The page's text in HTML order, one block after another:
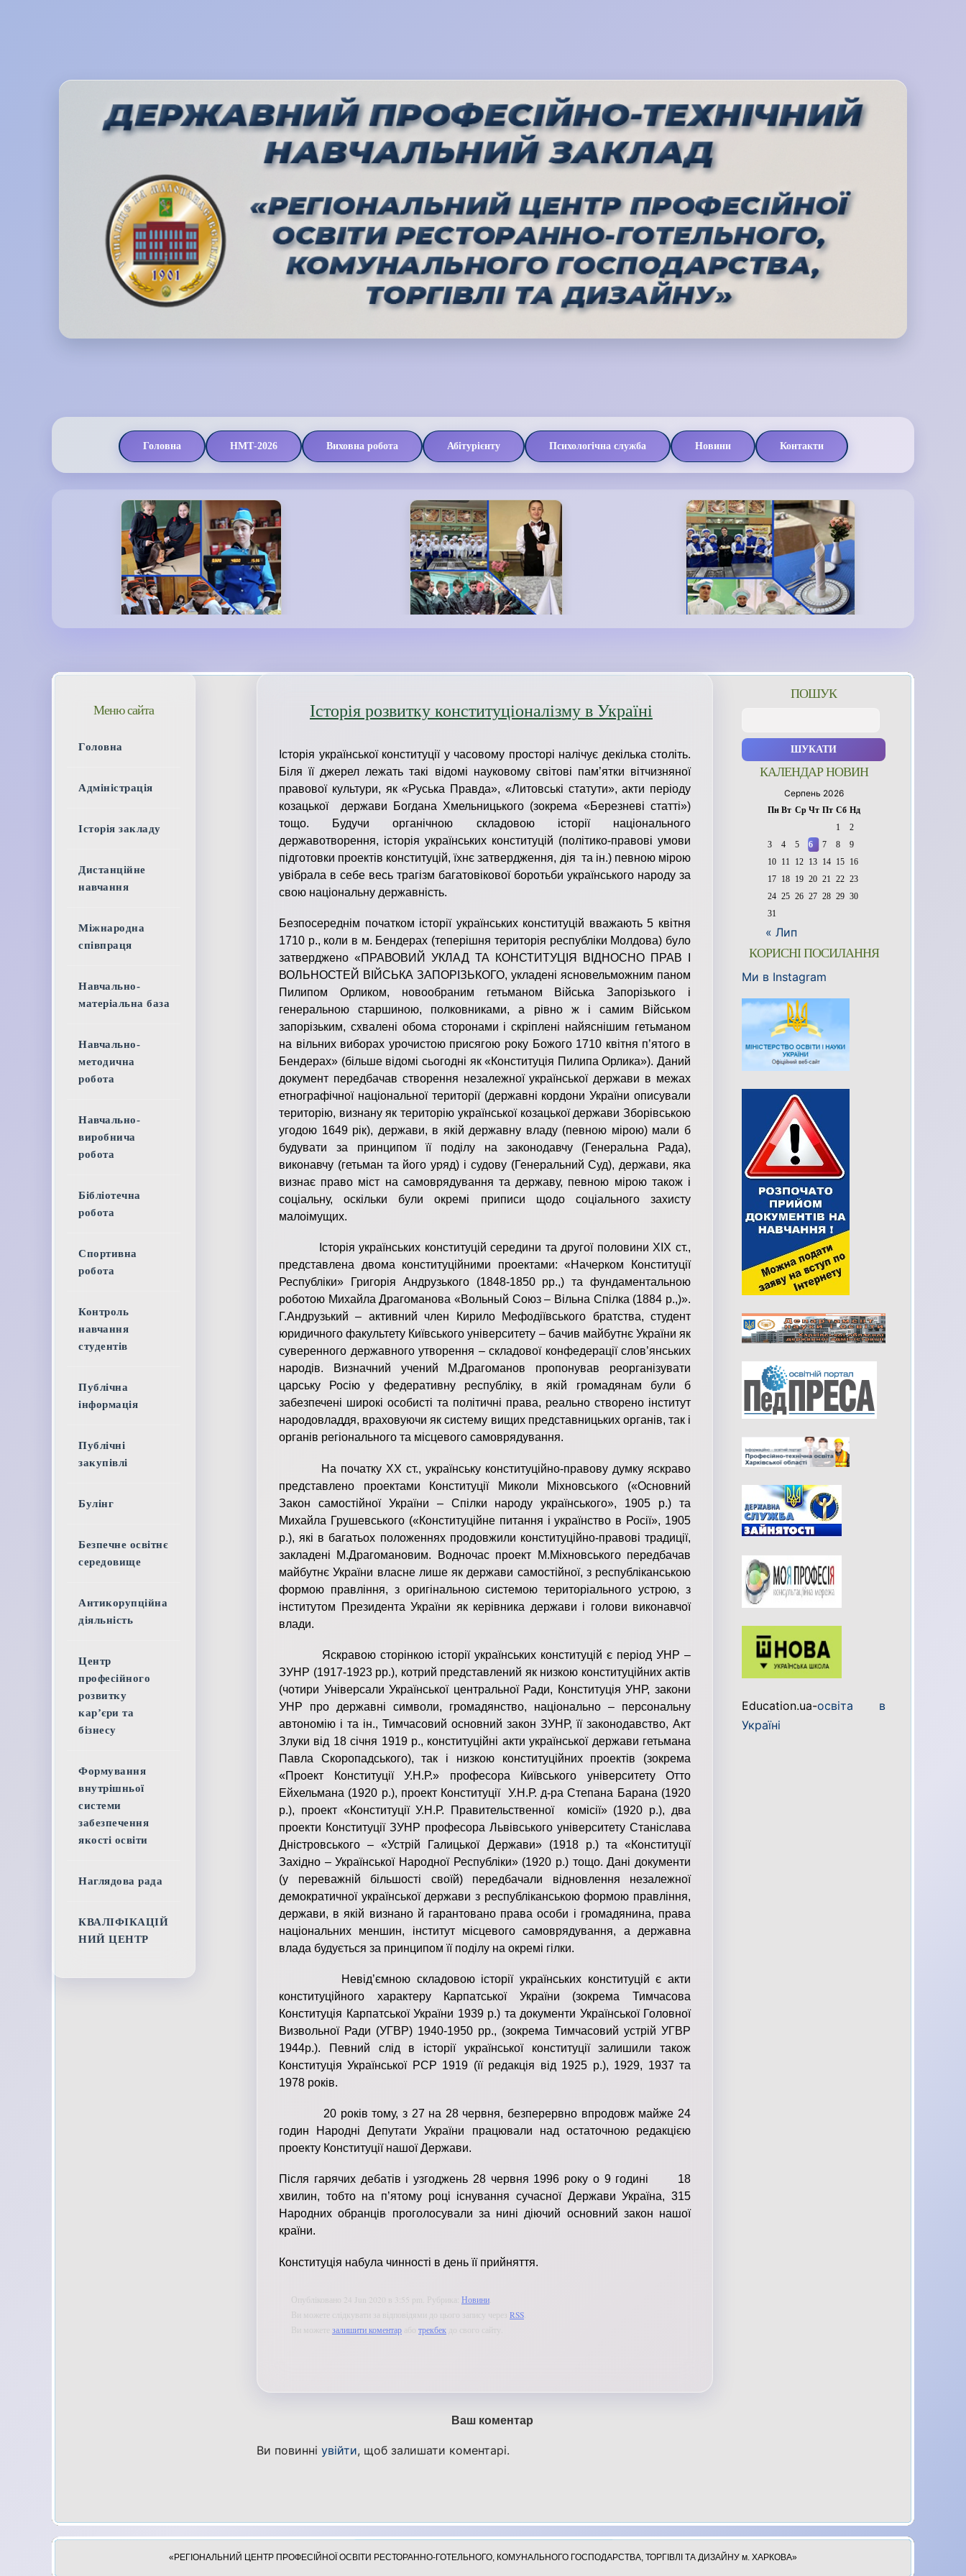
Головна НМТ-2026 Виховна робота Абітурієнту Психологічна служба Новини Контакти
Історія розвитку конституціоналізму в Україні
Історія української конституції у часовому просторі налічує декілька століть.
Біля її джерел лежать такі відомі науковому світові пам’ятки вітчизняної
правової культури, як «Руська Правда», «Литовські статути», акти періоду
козацької держави Богдана Хмельницького (зокрема «Березневі статті»)
тощо. Будучи органічною складовою історії національного
державотворення, історія українських конституцій (політико-правові умови
підготовки проектів конституцій, їхнє затвердження, дія та ін.) певною мірою
увібрала в себе весь трагізм багатовікової боротьби українського народу за
свою національну державність.
Безпосереднім початком історії українських конституцій вважають 5 квітня
1710 р., коли в м. Бендерах (теперішня територія республіки Молдова) було
затверджено «ПРАВОВИЙ УКЛАД ТА КОНСТИТУЦІЯ ВІДНОСНО ПРАВ І
ВОЛЬНОСТЕЙ ВІЙСЬКА ЗАПОРІЗЬКОГО, укладені ясновельможним паном
Пилипом Орликом, новообраним гетьманом Війська Запорізького і
генеральною старшиною, полковниками, а рівно ж і самим Військом
запорізьким, схвалені обома сторонами і скріплені найяснішим гетьманом
на вільних виборах урочистою присягою року Божого 1710 квітня п’ятого в
Бендерах» (більше відомі сьогодні як «Конституція Пилипа Орлика»). Даний
документ передбачав створення незалежної української держави в межах
етнографічної національної території (державні кордони України описували
територію, визнану як територію української козацької держави Зборівською
угодою 1649 рік), держави, в якій державну владу (певною мірою) мали б
будувати за принципом її поділу на законодавчу (Генеральна Рада),
виконавчу (гетьман та його уряд) і судову (Генеральний Суд), держави, яка
визнає право міст на самоврядування та державу, певною мірою також і
соціальну, оскільки були окремі приписи щодо соціального захисту
малоімущих.
Історія українських конституцій середини та другої половини ХІХ ст.,
представлена двома конституційними проектами: «Начерком Конституції
Республіки» Григорія Андрузького (1848-1850 рр.,) та фундаментальною
роботою Михайла Драгоманова «Вольный Союз – Вільна Спілка (1884 р.,)».
Г.Андрузький – активний член Кирило Мефодіївського братства, студент
юридичного факультету Київського університету – бачив майбутнє України як
суверенного державного утворення – складової конфедерації слов’янських
народів. Визначний учений М.Драгоманов пропонував реорганізувати
царську Росію у федеративну республіку, в якій громадянам були б
забезпечені широкі особисті та політичні права, реально створено інститут
народовладдя, враховуючи як систему вищих представницьких органів, так і
органів регіонального та місцевого самоврядування.
На початку ХХ ст., українську конституційно-правову думку яскраво
представлено проектами Конституції Миколи Міхновського («Основний
Закон самостійної України – Спілки народу українського», 1905 р.) та
Михайла Грушевського («Конституційне питання і українство в Росії», 1905
р.), які в багатьох положеннях продовжили конституційно-правові традиції,
закладені М.Драгомановим. Водночас проект М.Міхновського передбачав
майбутнє України власне лише як держави самостійної, з республіканською
формою правління, з оригінальною системою територіального устрою, з
інститутом Президента України як керівника держави і голови виконавчої
влади.
Яскравою сторінкою історії українських конституцій є період УНР –
ЗУНР (1917-1923 рр.), котрий представлений як низкою конституційних актів
(чотири Універсали Української центральної Ради, Конституція УНР, закони
УНР про державні символи, громадянство, національно – персональну
автономію і та ін., Тимчасовий основний закон ЗУНР, її законодавство, Акт
Злуки від 18 січня 1919 р., конституційні акти української держави гетьмана
Павла Скоропадського), так і низкою конституційних проектів (зокрема
«Проект Конституції У.Н.Р.» професора Київського університету Отто
Ейхельмана (1920 р.), проект Конституції У.Н.Р. д-ра Степана Барана (1920
р.), проект «Конституції У.Н.Р. Правительственної комісії» (1920 р.), два
проекти Конституції ЗУНР професора Львівського університету Станіслава
Дністровського – «Устрій Галицької Держави» (1918 р.) та «Конституції
Західно – Української Народної Республіки» (1920 р.) тощо. Дані документи
(у переважній більшості своїй) передбачали відновлення незалежної
демократичної української держави з республіканською формою правління,
держави, в якій визнано й гарантовано права особи і громадянина, права
національних меншин, інститут місцевого самоврядування, а державна
влада будується за принципом її поділу на окремі гілки.
Невід’ємною складовою історії українських конституцій є акти
конституційного характеру Карпатської України (зокрема Тимчасова
Конституція Карпатської України 1939 р.) та документи Української Головної
Визвольної Ради (УГВР) 1940-1950 рр., (зокрема Тимчасовий устрій УГВР
1944р.). Певний слід в історії української конституції залишили також
Конституція Української РСР 1919 (її редакція від 1925 р.), 1929, 1937 та
1978 років.
20 рокiв тому, з 27 на 28 червня, безперервно впродовж майже 24
годин Народнi Депутати України працювали над остаточною редакцією
проекту Конституції нашої Держави.
Пiсля гарячих дебатiв i узгоджень 28 червня 1996 року о 9 годинi 18
хвилин, тобто на п’ятому роцi iснування сучасної Держави Україна, 315
Народних обранців проголосували за нині діючий основний закон нашої
країни.
Конституція набула чинності в день її прийняття.
Опубліковано 24 Jun 2020 в 3:55 pm. Рубрика: Новини
Ви можете слідкувати за відповідями до цього запису через RSS
Ви можете залишити коментар трекбек до свого сайту.
Ваш коментар
Ви повинні увійти, щоб залишати коментарі.
ПОШУК
КАЛЕНДАР НОВИН
Серпень 2026
Пн Вт Ср Чт Пт Сб Нд
1
2
3
4 5 6 7 8
9
10
11 12 13 14 15
16
17
18 19 20 21 22 23
24 25 26 27 28 29 30
31
« Лип
КОРИСНІ ПОСИЛАННЯ
Ми в Instagram
Education.ua-освіта в
Україні
Меню сайта
Головна
Адміністрація
Історія закладу
Дистанційне
навчання
Міжнародна
співпраця
Навчально-
матеріальна база
Навчально-
методична
робота
Навчально-
виробнича
робота
Бібліотечна
робота
Спортивна
робота
Контроль
навчання
студентів
Публічна
інформація
Публічні
закупівлі
Булінг
Безпечне освітнє
середовище
Антикорупційна
діяльність
Центр
професійного
розвитку
кар’єри та
бізнесу
Формування
внутрішньої
системи
забезпечення
якості освіти
Наглядова рада
КВАЛІФІКАЦІЙ
НИЙ ЦЕНТР
«РЕГІОНАЛЬНИЙ ЦЕНТР ПРОФЕСІЙНОЇ ОСВІТИ РЕСТОРАННО-ГОТЕЛЬНОГО, КОМУНАЛЬНОГО ГОСПОДАРСТВА, ТОРГІВЛІ ТА ДИЗАЙНУ м. ХАРКОВА»